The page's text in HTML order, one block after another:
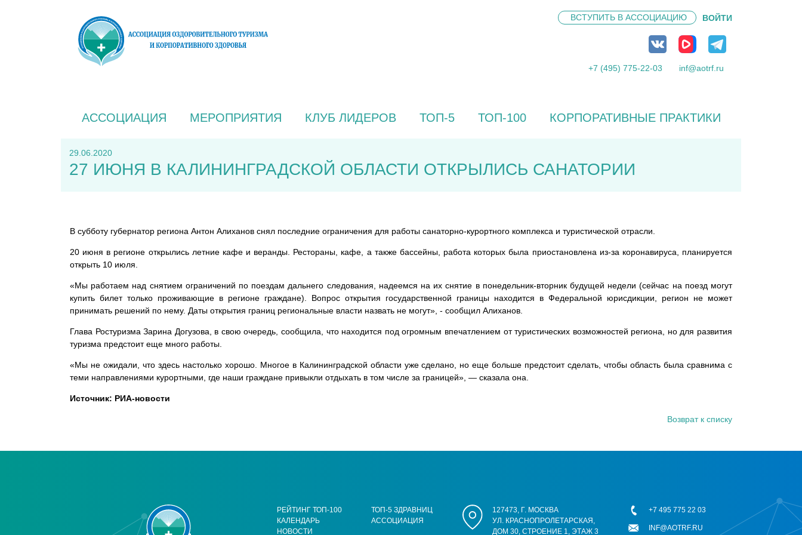
ВСТУПИТЬ В АССОЦИАЦИЮ ВОЙТИ
+7 (495) 775-22-03 inf@aotrf.ru
АССОЦИАЦИЯ МЕРОПРИЯТИЯ КЛУБ ЛИДЕРОВ ТОП-5 ТОП-100 КОРПОРАТИВНЫЕ ПРАКТИКИ
29.06.2020
27 ИЮНЯ В КАЛИНИНГРАДСКОЙ ОБЛАСТИ ОТКРЫЛИСЬ САНАТОРИИ
В субботу губернатор региона Антон Алиханов снял последние ограничения для работы санаторно-курортного комплекса и туристической отрасли.
20 июня в регионе открылись летние кафе и веранды. Рестораны, кафе, а также бассейны, работа которых была приостановлена из-за коронавируса, планируется
открыть 10 июля.
«Мы работаем над снятием ограничений по поездам дальнего следования, надеемся на их снятие в понедельник-вторник будущей недели (сейчас на поезд могут
купить билет только проживающие в регионе граждане). Вопрос открытия государственной границы находится в Федеральной юрисдикции, регион не может
принимать решений по нему. Даты открытия границ региональные власти назвать не могут», - сообщил Алиханов.
Глава Ростуризма Зарина Догузова, в свою очередь, сообщила, что находится под огромным впечатлением от туристических возможностей региона, но для развития
туризма предстоит еще много работы.
«Мы не ожидали, что здесь настолько хорошо. Многое в Калининградской области уже сделано, но еще больше предстоит сделать, чтобы область была сравнима с
теми направлениями курортными, где наши граждане привыкли отдыхать в том числе за границей», — сказала она.
Источник: РИА-новости
Возврат к списку
РЕЙТИНГ ТОП-100
КАЛЕНДАРЬ
НОВОСТИ
ТОП-5 ЗДРАВНИЦ
АССОЦИАЦИЯ
127473, Г. МОСКВА
УЛ. КРАСНОПРОЛЕТАРСКАЯ,
ДОМ 30, СТРОЕНИЕ 1, ЭТАЖ 3
+7 495 775 22 03
INF@AOTRF.RU